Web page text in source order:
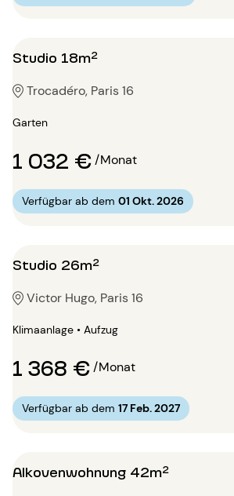
Studio 18m²
Trocadéro, Paris 16
Garten
1 032 €/Monat
Verfügbar ab dem 01 Okt. 2026
Studio 26m²
Victor Hugo, Paris 16
Klimaanlage • Aufzug
1 368 €/Monat
Verfügbar ab dem 17 Feb. 2027
Alkovenwohnung 42m²